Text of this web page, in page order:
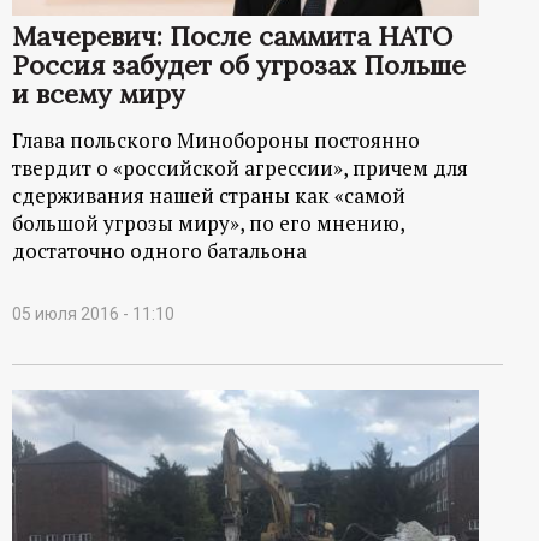
Мачеревич: После саммита НАТО
Россия забудет об угрозах Польше
и всему миру
Глава польского Минобороны постоянно
твердит о «российской агрессии», причем для
сдерживания нашей страны как «самой
большой угрозы миру», по его мнению,
достаточно одного батальона
05 июля 2016 - 11:10